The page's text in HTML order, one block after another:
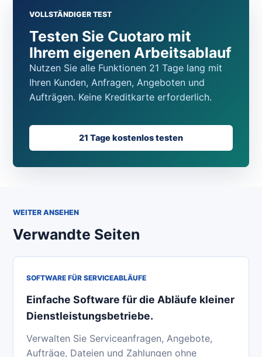
VOLLSTÄNDIGER TEST
Testen Sie Cuotaro mit
Ihrem eigenen Arbeitsablauf
Nutzen Sie alle Funktionen 21 Tage lang mit
Ihren Kunden, Anfragen, Angeboten und
Aufträgen. Keine Kreditkarte erforderlich.
21 Tage kostenlos testen
WEITER ANSEHEN
Verwandte Seiten
SOFTWARE FÜR SERVICEABLÄUFE
Einfache Software für die Abläufe kleiner
Dienstleistungsbetriebe.
Verwalten Sie Serviceanfragen, Angebote,
Aufträge, Dateien und Zahlungen ohne